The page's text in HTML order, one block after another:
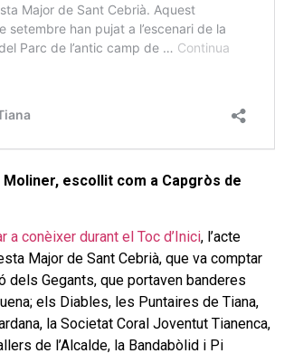
escollit com a Capgròs de
a conèixer durant el Toc d’Inici, l’acte
Major de Sant Cebrià, que va comptar
dels Gegants, que portaven banderes
els Diables, les Puntaires de Tiana,
la Societat Coral Joventut Tianenca,
de l’Alcalde, la Bandabòlid i Pi